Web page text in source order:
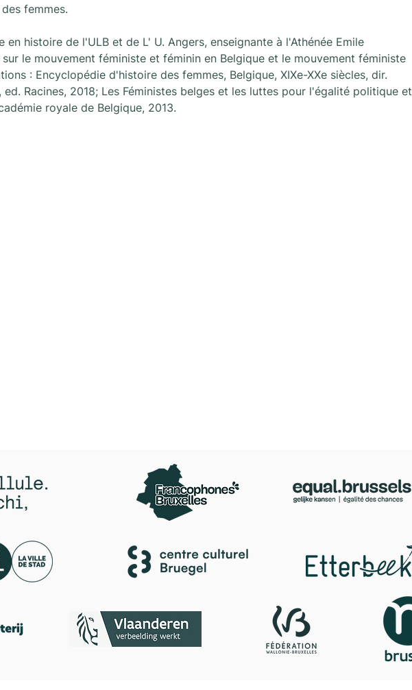
femmes.
histoire de l'ULB et de L' U. Angers, enseignante à l'Athénée Emile
le mouvement féministe et féminin en Belgique et le mouvement féministe
: Encyclopédie d'histoire des femmes, Belgique, XIXe-XXe siècles, dir.
ed. Racines, 2018; Les Féministes belges et les luttes pour l'égalité politique et
royale de Belgique, 2013.